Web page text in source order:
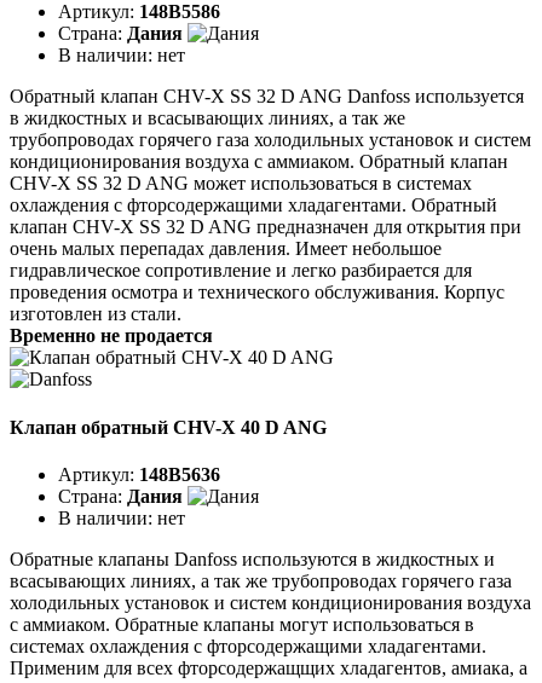
Артикул: 148B5586
Страна: Дания
В наличии: нет
Обратный клапан CHV-X SS 32 D ANG Danfoss используется
в жидкостных и всасывающих линиях, а так же
трубопроводах горячего газа холодильных установок и систем
кондиционирования воздуха с аммиаком. Обратный клапан
CHV-X SS 32 D ANG может использоваться в системах
охлаждения с фторсодержащими хладагентами. Обратный
клапан CHV-X SS 32 D ANG предназначен для открытия при
очень малых перепадах давления. Имеет небольшое
гидравлическое сопротивление и легко разбирается для
проведения осмотра и технического обслуживания. Корпус
изготовлен из стали.
Временно не продается
Клапан обратный CHV-X 40 D ANG
Артикул: 148B5636
Страна: Дания
В наличии: нет
Обратные клапаны Danfoss используются в жидкостных и
всасывающих линиях, а так же трубопроводах горячего газа
холодильных установок и систем кондиционирования воздуха
с аммиаком. Обратные клапаны могут использоваться в
системах охлаждения с фторсодержащими хладагентами.
Применим для всех фторсодержащщих хладагентов, амиака, а